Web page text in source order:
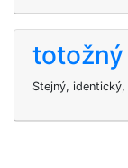
totožný
Stejný,